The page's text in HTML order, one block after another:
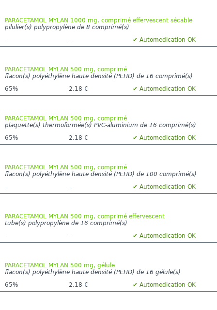
PARACETAMOL MYLAN 1000 mg, comprimé effervescent sécable
pilulier(s) polypropylène de 8 comprimé(s)
-
- ✔ Automedication OK
PARACETAMOL MYLAN 500 mg, comprimé
flacon(s) polyéthylène haute densité (PEHD) de 16 comprimé(s)
65%
2.18 € ✔ Automedication OK
PARACETAMOL MYLAN 500 mg, comprimé
plaquette(s) thermoformée(s) PVC-aluminium de 16 comprimé(s)
65%
2.18 € ✔ Automedication OK
PARACETAMOL MYLAN 500 mg, comprimé
flacon(s) polyéthylène haute densité (PEHD) de 100 comprimé(s)
-
- ✔ Automedication OK
PARACETAMOL MYLAN 500 mg, comprimé effervescent
tube(s) polypropylène de 16 comprimé(s)
-
- ✔ Automedication OK
PARACETAMOL MYLAN 500 mg, gélule
flacon(s) polyéthylène haute densité (PEHD) de 16 gélule(s)
65%
2.18 € ✔ Automedication OK